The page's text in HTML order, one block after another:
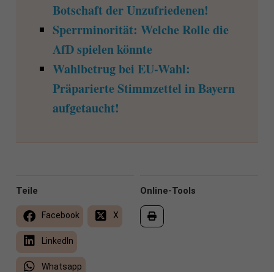
Botschaft der Unzufriedenen!
Sperrminorität: Welche Rolle die
AfD spielen könnte
Wahlbetrug bei EU-Wahl:
Präparierte Stimmzettel in Bayern
aufgetaucht!
Online-Tools
Teile
Facebook X
LinkedIn
Whatsapp